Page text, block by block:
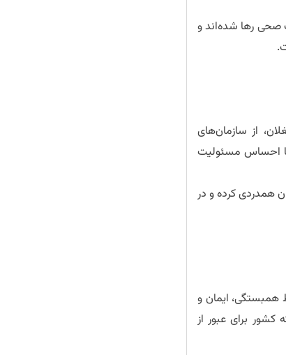
صحی رها شده‌اند و
از سازمان‌های
احساس مسئولیت
همدردی کرده و در
همبستگی، ایمان و
کشور برای عبور از